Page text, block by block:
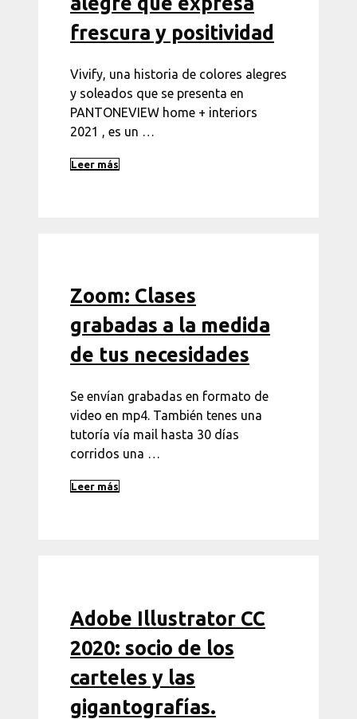
frescura y positividad
Vivify, una historia de colores alegres
y soleados que se presenta en
PANTONEVIEW home + interiors
2021 , es un …
Leer más
Zoom: Clases
grabadas a la medida
de tus necesidades
Se envían grabadas en formato de
video en mp4. También tenes una
tutoría vía mail hasta 30 días
corridos una …
Leer más
Adobe Illustrator CC
2020: socio de los
carteles y las
gigantografías.